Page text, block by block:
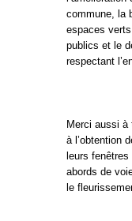
commune, la
espaces
publics et le
respectant
Merci aussi à
à l’obtention
leurs
abords de
le